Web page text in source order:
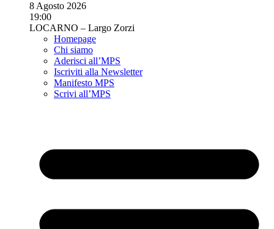
8 Agosto 2026
19:00
LOCARNO – Largo Zorzi
Homepage
Chi siamo
Aderisci all’MPS
Iscriviti alla Newsletter
Manifesto MPS
Scrivi all’MPS